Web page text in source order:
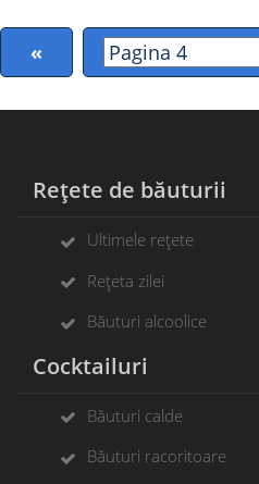
«
Rețete de băuturii
Ultimele rețete
Rețeta zilei
Băuturi alcoolice
Cocktailuri
Băuturi calde
Băuturi racoritoare